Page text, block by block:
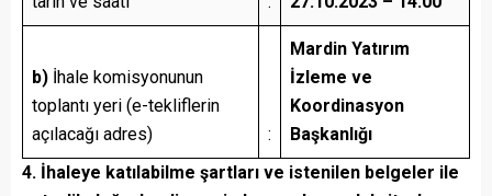
b) İhale komisyonunun
toplantı yeri (e-tekliflerin
açılacağı adres)
:
Mardin Yatırım
İzleme ve
Koordinasyon
Başkanlığı
4. İhaleye katılabilme şartları ve istenilen belgeler ile